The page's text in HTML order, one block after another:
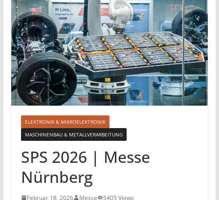
ELEKTRONIK & MIKROELEKTRONIK
MASCHINENBAU & METALLVERARBEITUNG
SPS 2026 | Messe
Nürnberg
Februar 18, 2026 Messe
5405 Views